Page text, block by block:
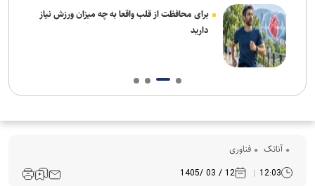
برای محافظت از قلب واقعا به چه میزان ورزش نیاز
دارید
آناتک فناوری
12:03
12 / 03 /1405